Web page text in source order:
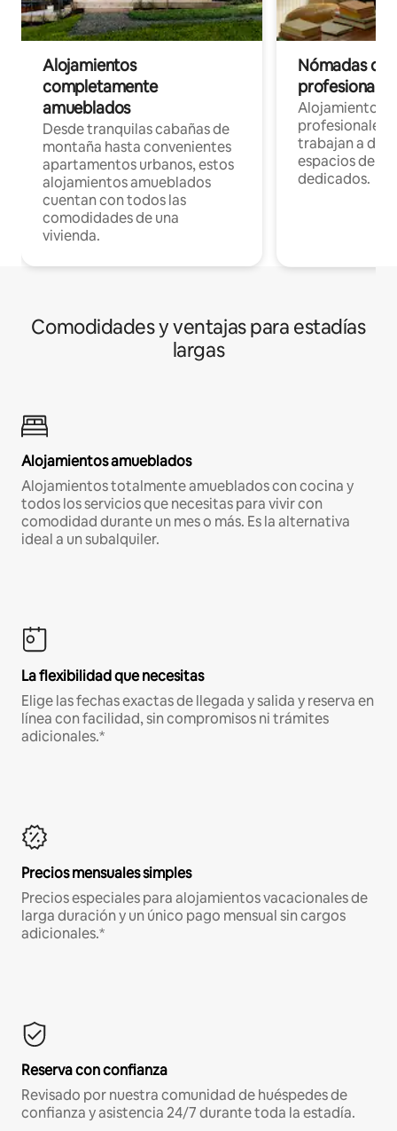
Alojamientos
completamente
amueblados
Desde tranquilas cabañas de
montaña hasta convenientes
apartamentos urbanos, estos
alojamientos amueblados
cuentan con todos las
comodidades de una
vivienda.
Nómadas
Alojamientos
profesionales
trabajan a
espacios de
dedicados.
Comodidades y ventajas para estadías
largas
Alojamientos amueblados
Alojamientos totalmente amueblados con cocina y
todos los servicios que necesitas para vivir con
comodidad durante un mes o más. Es la alternativa
ideal a un subalquiler.
La flexibilidad que necesitas
Elige las fechas exactas de llegada y salida y reserva en
línea con facilidad, sin compromisos ni trámites
adicionales.*
Precios mensuales simples
Precios especiales para alojamientos vacacionales de
larga duración y un único pago mensual sin cargos
adicionales.*
Reserva con confianza
Revisado por nuestra comunidad de huéspedes de
confianza y asistencia 24/7 durante toda la estadía.